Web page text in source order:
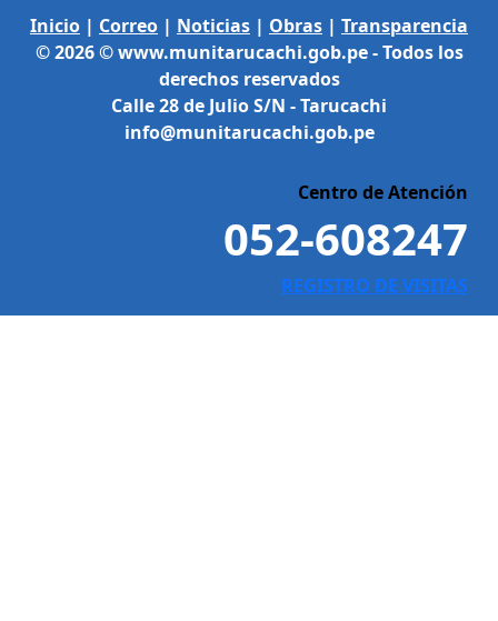
Inicio | Correo | Noticias | Obras | Transparencia
© 2026 © www.munitarucachi.gob.pe - Todos los
derechos reservados
Calle 28 de Julio S/N - Tarucachi
info@munitarucachi.gob.pe
Centro de Atención
052-608247
REGISTRO DE VISITAS